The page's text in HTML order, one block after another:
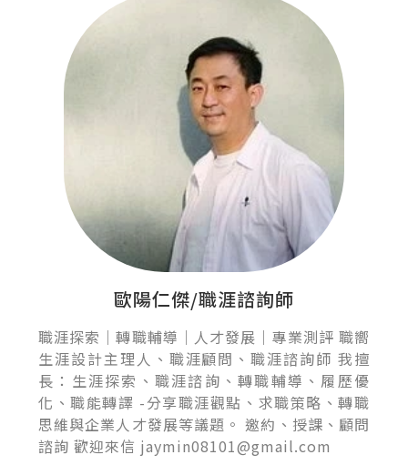
歐陽仁傑/職涯諮詢師
職涯探索｜轉職輔導｜人才發展｜專業測評 職嚮
生涯設計主理人、職涯顧問、職涯諮詢師 我擅
長：生涯探索、職涯諮詢、轉職輔導、履歷優
化、職能轉譯 -分享職涯觀點、求職策略、轉職
思維與企業人才發展等議題。 邀約、授課、顧問
諮詢 歡迎來信 jaymin08101@gmail.com